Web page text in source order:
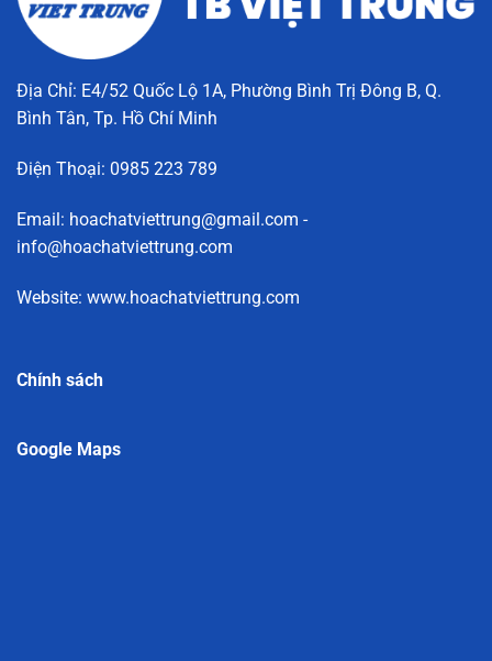
Địa Chỉ: E4/52 Quốc Lộ 1A, Phường Bình Trị Đông B, Q.
Bình Tân, Tp. Hồ Chí Minh
Điện Thoại: 0985 223 789
Email: hoachatviettrung@gmail.com -
info@hoachatviettrung.com
Website: www.hoachatviettrung.com
Chính sách
Google Maps